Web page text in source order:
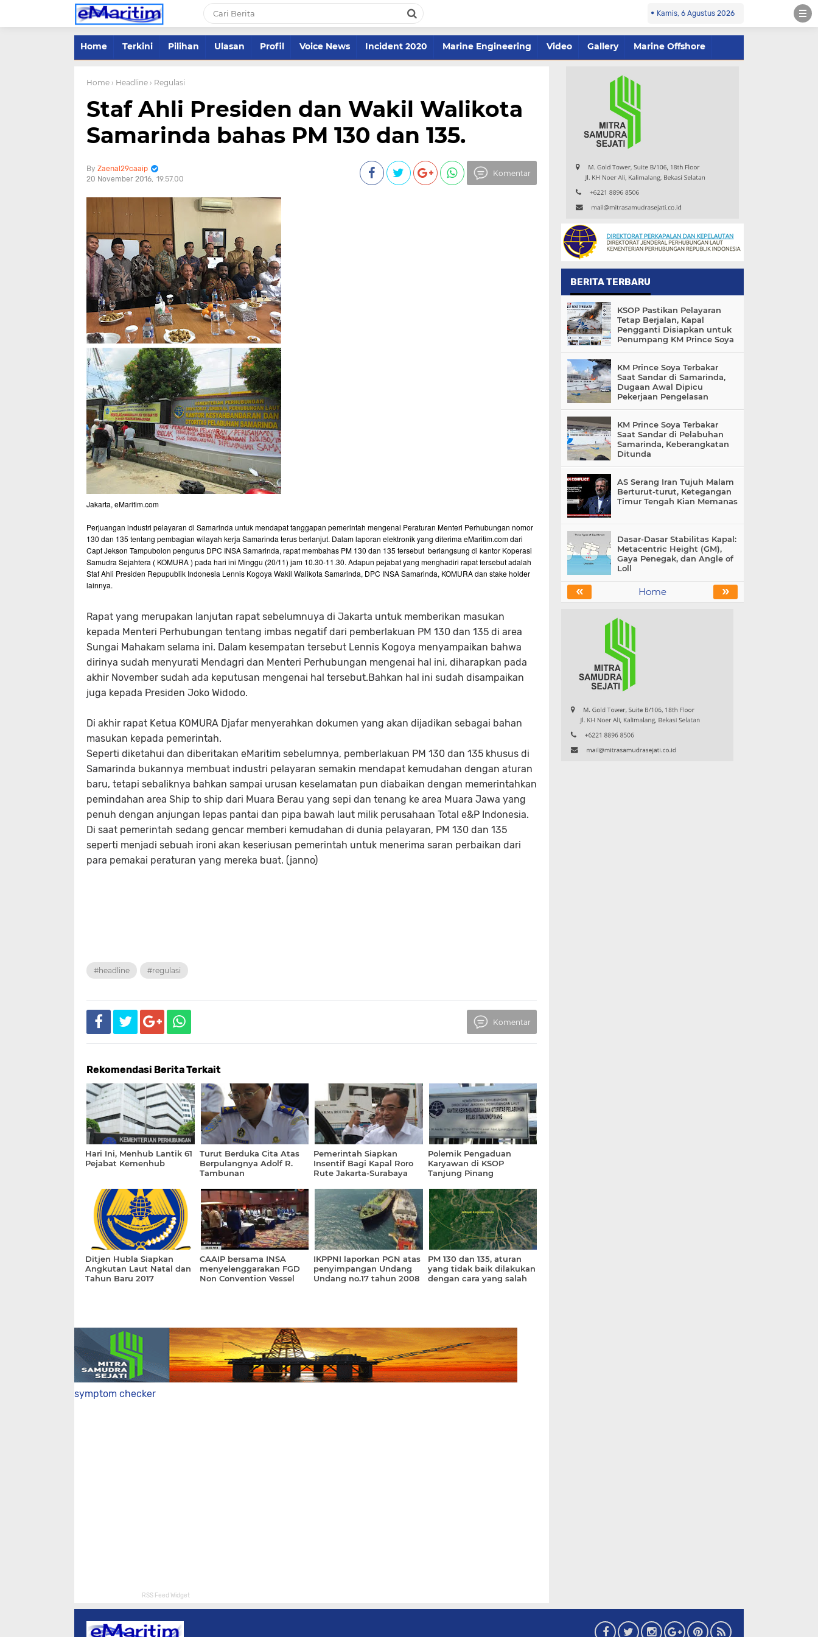
Kamis, 6 Agustus 2026
Home Terkini Pilihan Ulasan Profil Voice News Incident 2020 Marine Engineering Video Gallery Marine Offshore
Home › Headline › Regulasi
Staf Ahli Presiden dan Wakil Walikota
Samarinda bahas PM 130 dan 135.
Zaenal29caaip
20 November 2016 19.57.00
Komentar
Jakarta, eMaritim.com
Perjuangan industri pelayaran di Samarinda untuk mendapat tanggapan pemerintah mengenai Peraturan Menteri Perhubungan nomor
130 dan 135 tentang pembagian wilayah kerja Samarinda terus berlanjut. Dalam laporan elektronik yang diterima eMaritim.com dari
Capt Jekson Tampubolon pengurus DPC INSA Samarinda, rapat membahas PM 130 dan 135 tersebut berlangsung di kantor Koperasi
Samudra Sejahtera ( KOMURA ) pada hari ini Minggu (20/11) jam 10.30-11.30. Adapun pejabat yang menghadiri rapat tersebut adalah
Staf Ahli Presiden Repupublik Indonesia Lennis Kogoya Wakil Walikota Samarinda, DPC INSA Samarinda, KOMURA dan stake holder
lainnya.
Rapat yang merupakan lanjutan rapat sebelumnuya di Jakarta untuk memberikan masukan
kepada Menteri Perhubungan tentang imbas negatif dari pemberlakuan PM 130 dan 135 di area
Sungai Mahakam selama ini. Dalam kesempatan tersebut Lennis Kogoya menyampaikan bahwa
dirinya sudah menyurati Mendagri dan Menteri Perhubungan mengenai hal ini, diharapkan pada
akhir November sudah ada keputusan mengenai hal tersebut.Bahkan hal ini sudah disampaikan
juga kepada Presiden Joko Widodo.
Di akhir rapat Ketua KOMURA Djafar menyerahkan dokumen yang akan dijadikan sebagai bahan
masukan kepada pemerintah.
Seperti diketahui dan diberitakan eMaritim sebelumnya, pemberlakuan PM 130 dan 135 khusus di
Samarinda bukannya membuat industri pelayaran semakin mendapat kemudahan dengan aturan
baru, tetapi sebaliknya bahkan sampai urusan keselamatan pun diabaikan dengan memerintahkan
pemindahan area Ship to ship dari Muara Berau yang sepi dan tenang ke area Muara Jawa yang
penuh dengan anjungan lepas pantai dan pipa bawah laut milik perusahaan Total e&P Indonesia.
Di saat pemerintah sedang gencar memberi kemudahan di dunia pelayaran, PM 130 dan 135
seperti menjadi sebuah ironi akan keseriusan pemerintah untuk menerima saran perbaikan dari
para pemakai peraturan yang mereka buat. (janno)
#headline #regulasi
Komentar
Rekomendasi Berita Terkait
Hari Ini, Menhub Lantik 61
Pejabat Kemenhub
Turut Berduka Cita Atas
Berpulangnya Adolf R.
Tambunan
Pemerintah Siapkan
Insentif Bagi Kapal Roro
Rute Jakarta-Surabaya
Polemik Pengaduan
Karyawan di KSOP
Tanjung Pinang
Ditjen Hubla Siapkan
Angkutan Laut Natal dan
Tahun Baru 2017
CAAIP bersama INSA
menyelenggarakan FGD
Non Convention Vessel
IKPPNI laporkan PGN atas
penyimpangan Undang
Undang no.17 tahun 2008
PM 130 dan 135, aturan
yang tidak baik dilakukan
dengan cara yang salah
symptom checker
RSS Feed Widget
BERITA TERBARU
KSOP Pastikan Pelayaran
Tetap Berjalan, Kapal
Pengganti Disiapkan untuk
Penumpang KM Prince Soya
KM Prince Soya Terbakar
Saat Sandar di Samarinda,
Dugaan Awal Dipicu
Pekerjaan Pengelasan
KM Prince Soya Terbakar
Saat Sandar di Pelabuhan
Samarinda, Keberangkatan
Ditunda
AS Serang Iran Tujuh Malam
Berturut-turut, Ketegangan
Timur Tengah Kian Memanas
Dasar-Dasar Stabilitas Kapal:
Metacentric Height (GM),
Gaya Penegak, dan Angle of
Loll
« »
Home